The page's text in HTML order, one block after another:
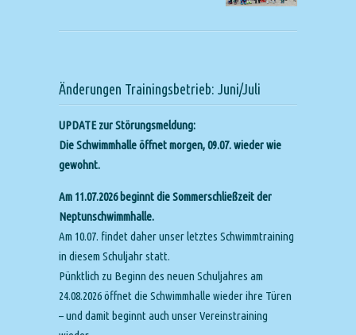
Änderungen Trainingsbetrieb: Juni/Juli
UPDATE zur Störungsmeldung:
Die Schwimmhalle öffnet morgen, 09.07. wieder wie
gewohnt.
Am 11.07.2026 beginnt die Sommerschließzeit der
Neptunschwimmhalle.
Am 10.07. findet daher unser letztes Schwimmtraining
in diesem Schuljahr statt.
Pünktlich zu Beginn des neuen Schuljahres am
24.08.2026 öffnet die Schwimmhalle wieder ihre Türen
– und damit beginnt auch unser Vereinstraining